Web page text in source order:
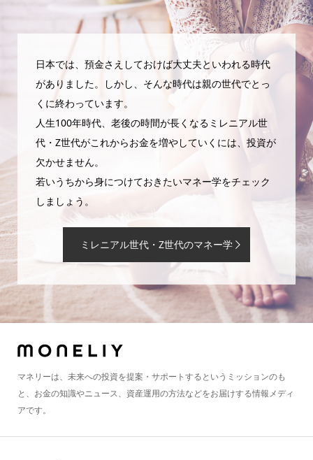
日本では、預金さえしておけば大丈夫といわれる時代
がありました。しかし、そんな時代は親の世代でとっ
くに終わっています。
人生100年時代、老後の時間が長くなるミレニアル世
代・Z世代がこれからお金を増やしていくには、投資が
欠かせません。
若いうちから身につけておきたいマネー学をチェック
しましょう。
ミレニアル世代・Z世代のマネー学
マネリーは、未来への投資を提案・サポートするというミッションのも
と、お金の知識やニュース、資産運用の方法などをお届けする情報メディ
アです。